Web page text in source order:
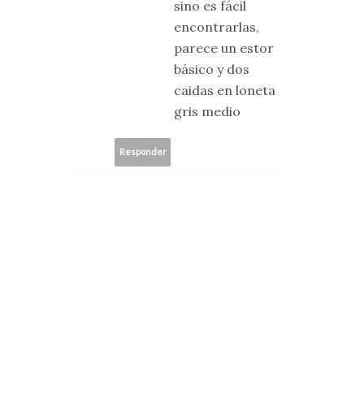
sino es fácil
encontrarlas,
parece un estor
básico y dos
caidas en loneta
gris medio
Responder